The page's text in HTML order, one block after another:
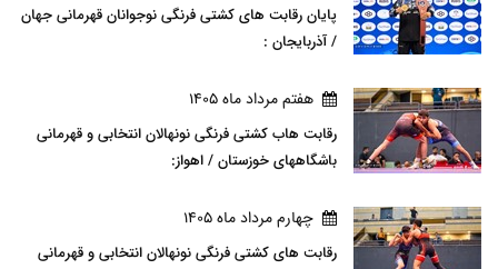
پایان رقابت های کشتی فرنگی نوجوانان قهرمانی جهان
/ آذربایجان :
هفتم مرداد ماه 1405
رقابت هاب کشتی فرنگی نونهالان انتخابی و قهرمانی
باشگاههای خوزستان / اهواز:
چهارم مرداد ماه 1405
رقابت های کشتی فرنگی نونهالان انتخابی و قهرمانی